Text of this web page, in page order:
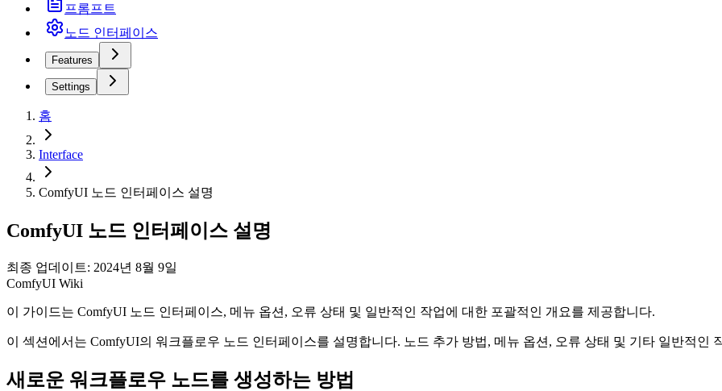
프롬프트
노드 인터페이스
Features
Settings
홈
Interface
ComfyUI 노드 인터페이스 설명
ComfyUI 노드 인터페이스 설명
최종 업데이트: 2024년 8월 9일
ComfyUI Wiki
이 가이드는 ComfyUI 노드 인터페이스, 메뉴 옵션, 오류 상태 및 일반적인 작업에 대한 포괄적인 개요를 제공합니다.
이 섹션에서는 ComfyUI의 워크플로우 노드 인터페이스를 설명합니다. 노드 추가 방법, 메뉴 옵션, 오류 상태 및 기타 일반적인
새로운 워크플로우 노드를 생성하는 방법